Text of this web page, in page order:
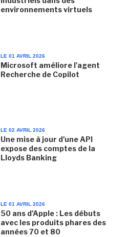
environnements virtuels
LE 01 AVRIL 2026
Microsoft améliore l'agent
Recherche de Copilot
LE 02 AVRIL 2026
Une mise à jour d'une API
expose des comptes de la
Lloyds Banking
LE 01 AVRIL 2026
50 ans d'Apple : Les débuts
avec les produits phares des
années 70 et 80